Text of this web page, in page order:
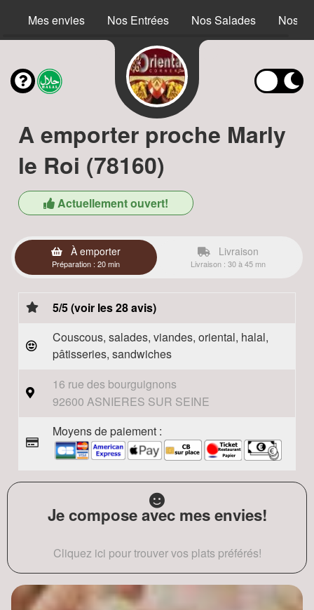
Mes envies Nos Entrées Nos Salades Nos
A emporter proche Marly
le Roi (78160)
Actuellement ouvert!
À emporter
Préparation : 20 min
Livraison
Livraison : 30 à 45 mn
5/5 (voir les 28 avis)
Couscous, salades, viandes, oriental, halal,
pâtisseries, sandwiches
16 rue des bourguignons
92600 ASNIERES SUR SEINE
Moyens de paiement :
Je compose avec mes envies!
Cliquez ici pour trouver vos plats préférés!